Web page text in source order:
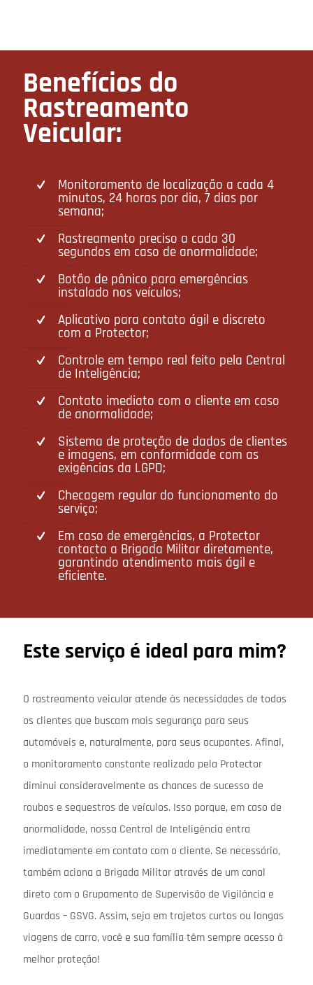
Benefícios do
Rastreamento
Veicular:
Monitoramento de localização a cada 4
minutos, 24 horas por dia, 7 dias por
semana;
Rastreamento preciso a cada 30
segundos em caso de anormalidade;
Botão de pânico para emergências
instalado nos veículos;
Aplicativo para contato ágil e discreto
com a Protector;
Controle em tempo real feito pela Central
de Inteligência;
Contato imediato com o cliente em caso
de anormalidade;
Sistema de proteção de dados de clientes
e imagens, em conformidade com as
exigências da LGPD;
Checagem regular do funcionamento do
serviço;
Em caso de emergências, a Protector
contacta a Brigada Militar diretamente,
garantindo atendimento mais ágil e
eficiente.
Este serviço é ideal para mim?
O rastreamento veicular atende às necessidades de todos
os clientes que buscam mais segurança para seus
automóveis e, naturalmente, para seus ocupantes. Afinal,
o monitoramento constante realizado pela Protector
diminui consideravelmente as chances de sucesso de
roubos e sequestros de veículos. Isso porque, em caso de
anormalidade, nossa Central de Inteligência entra
imediatamente em contato com o cliente. Se necessário,
também aciona a Brigada Militar através de um canal
direto com o Grupamento de Supervisão de Vigilância e
Guardas – GSVG. Assim, seja em trajetos curtos ou longas
viagens de carro, você e sua família têm sempre acesso à
melhor proteção!